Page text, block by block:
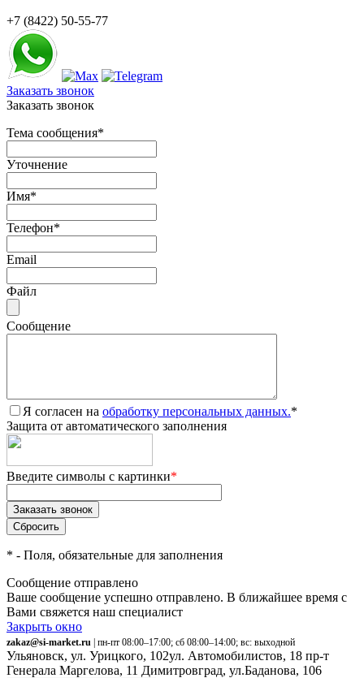
+7 (8422) 50-55-77
Заказать звонок
Заказать звонок
Тема сообщения*
Уточнение
Имя*
Телефон*
Email
Файл
Сообщение
Я согласен на обработку персональных данных.*
Защита от автоматического заполнения
Введите символы с картинки*
* - Поля, обязательные для заполнения
Сообщение отправлено
Ваше сообщение успешно отправлено. В ближайшее время с
Вами свяжется наш специалист
Закрыть окно
zakaz@si-market.ru | пн-пт 08:00–17:00; сб 08:00–14:00; вс: выходной
Ульяновск, ул. Урицкого, 102ул. Автомобилистов, 18 пр-т
Генерала Маргелова, 11 Димитровград, ул.Баданова, 106